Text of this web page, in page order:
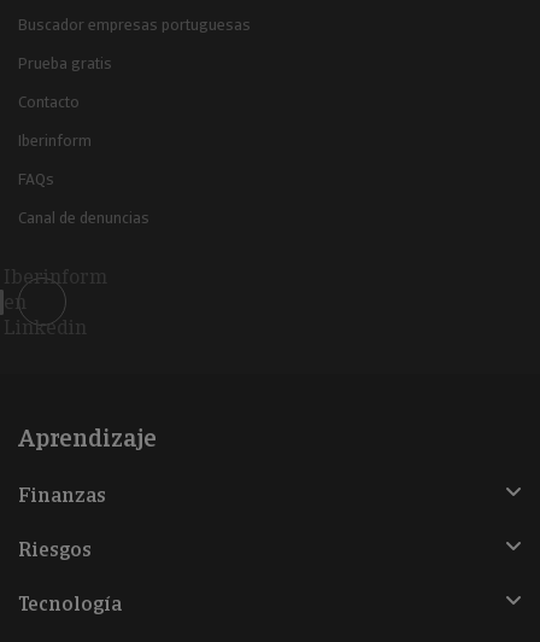
Buscador empresas portuguesas
Prueba gratis
Contacto
Iberinform
FAQs
Canal de denuncias
Iberinform
en
Linkedin
Aprendizaje
Finanzas
Riesgos
Tecnología